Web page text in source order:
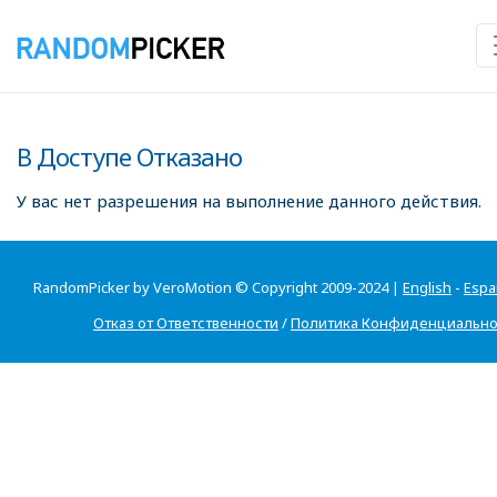
В Доступе Отказано
У вас нет разрешения на выполнение данного действия.
RandomPicker by VeroMotion © Copyright 2009-2024 | English -
Отказ от Ответственности /Политика